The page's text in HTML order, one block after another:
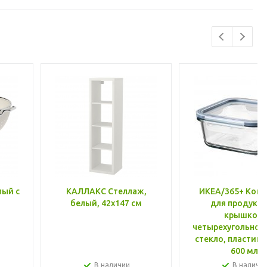
с
КАЛЛАКС Стеллаж,
белый, 42x147 см
В наличии
ИКЕА/365+
для
крышкой,
стекло, пластик
600 мл
В